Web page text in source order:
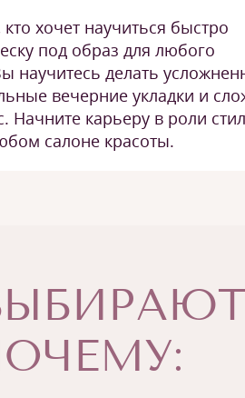
хочет научиться быстро
под образ для любого
научитесь делать
вечерние укладки и
Начните карьеру в роли
салоне красоты.